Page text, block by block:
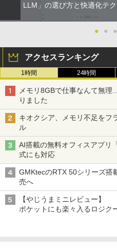
LLM」の選び方と快適化テク
● ● ●
アクセスランキング
1時間 24時間
メモリ8GBで仕事なんて無
りました
キオクシア、メモリ不足をフ
ル
AI搭載の無料オフィスアプリ
式にも対応
GMKtecのRTX 50シリーズ搭
売へ
【やじうまミニレビュー】
ポケットにも楽々入るロジク